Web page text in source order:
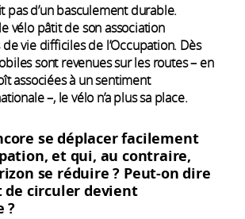
pas d’un basculement durable.
vélo pâtit de son association
vie difficiles de l’Occupation. Dès
sont revenues sur les routes – en
associées à un sentiment
–, le vélo n’a plus sa place.
se déplacer facilement
et qui, au contraire,
se réduire ? Peut-on dire
de circuler devient
?